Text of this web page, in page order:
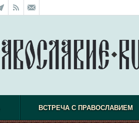
ВСТРЕЧА С ПРАВОСЛАВИЕМ